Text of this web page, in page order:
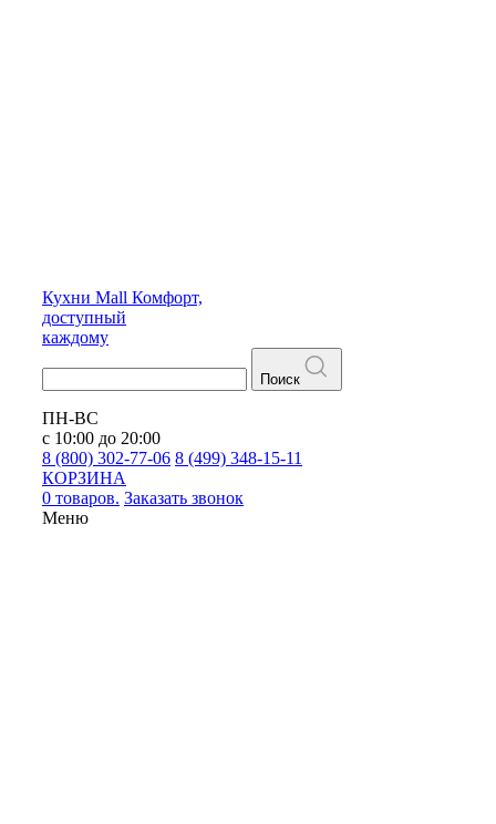
Кухни Mall Комфорт,
доступный
каждому
Поиск
ПН-ВС
с 10:00 до 20:00
8 (800) 302-77-06 8 (499) 348-15-11
КОРЗИНА
0 товаров. Заказать звонок
Меню